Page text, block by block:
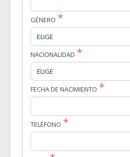
GÉNERO
NACIONALIDAD
FECHA DE NACIMIENTO
TELÉFONO